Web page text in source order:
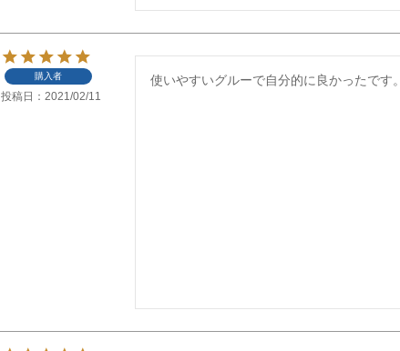
購入者
投稿日 2021/02/11
使いやすいグルーで自分的に良かったです